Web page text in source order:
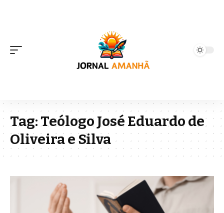
Tag:Teólogo José Eduardo de
Oliveira e Silva